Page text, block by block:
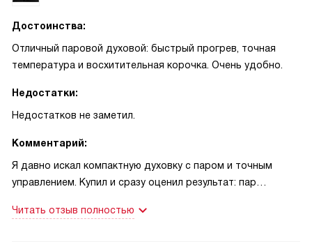
В целом прибор изменил подход к готовке:
экспериментировать стало проще, блюда получаются
Достоинства:
Отличный паровой духовой: быстрый прогрев, точная
температура и восхитительная корочка. Очень удобно.
Недостатки:
Недостатков не заметил.
Комментарий:
Я давно искал компактную духовку с паром и точным
управлением. Купил и сразу оценил результат: пар
хрустящую корочку снаружи. Однажды готовил курицу —
Читать отзыв полностью